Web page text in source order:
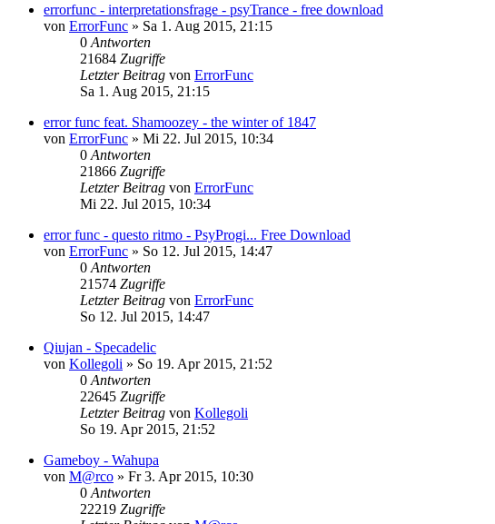
errorfunc - interpretationsfrage - psyTrance - free download
von ErrorFunc » Sa 1. Aug 2015, 21:15
0 Antworten
21684 Zugriffe
Letzter Beitrag von ErrorFunc
Sa 1. Aug 2015, 21:15
error func feat. Shamoozey - the winter of 1847
von ErrorFunc » Mi 22. Jul 2015, 10:34
0 Antworten
21866 Zugriffe
Letzter Beitrag von ErrorFunc
Mi 22. Jul 2015, 10:34
error func - questo ritmo - PsyProgi... Free Download
von ErrorFunc » So 12. Jul 2015, 14:47
0 Antworten
21574 Zugriffe
Letzter Beitrag von ErrorFunc
So 12. Jul 2015, 14:47
Qiujan - Specadelic
von Kollegoli » So 19. Apr 2015, 21:52
0 Antworten
22645 Zugriffe
Letzter Beitrag von Kollegoli
So 19. Apr 2015, 21:52
Gameboy - Wahupa
von M@rco » Fr 3. Apr 2015, 10:30
0 Antworten
22219 Zugriffe